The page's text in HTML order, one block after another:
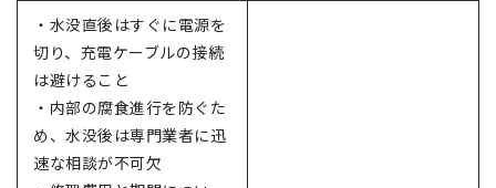
・水没直後はすぐに電源を
切り、充電ケーブルの接続
は避けること
・内部の腐食進行を防ぐた
め、水没後は専門業者に迅
速な相談が不可欠